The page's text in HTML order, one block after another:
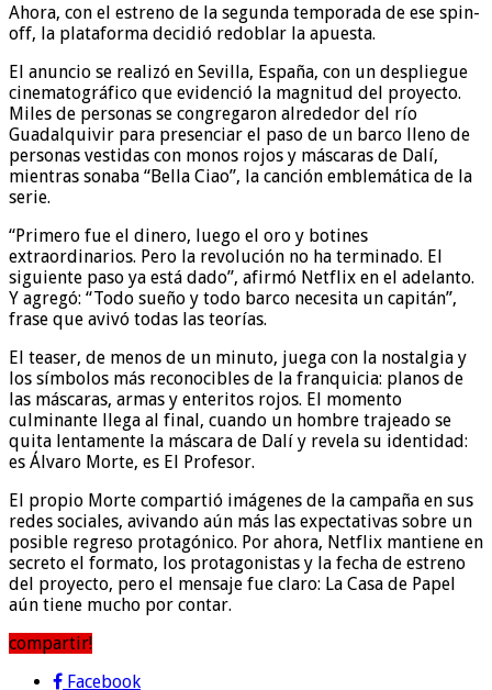
Ahora, con el estreno de la segunda temporada de ese spin-
off, la plataforma decidió redoblar la apuesta.
El anuncio se realizó en Sevilla, España, con un despliegue
cinematográfico que evidenció la magnitud del proyecto.
Miles de personas se congregaron alrededor del río
Guadalquivir para presenciar el paso de un barco lleno de
personas vestidas con monos rojos y máscaras de Dalí,
mientras sonaba “Bella Ciao”, la canción emblemática de la
serie.
“Primero fue el dinero, luego el oro y botines
extraordinarios. Pero la revolución no ha terminado. El
siguiente paso ya está dado”, afirmó Netflix en el adelanto.
Y agregó: “Todo sueño y todo barco necesita un capitán”,
frase que avivó todas las teorías.
El teaser, de menos de un minuto, juega con la nostalgia y
los símbolos más reconocibles de la franquicia: planos de
las máscaras, armas y enteritos rojos. El momento
culminante llega al final, cuando un hombre trajeado se
quita lentamente la máscara de Dalí y revela su identidad:
es Álvaro Morte, es El Profesor.
El propio Morte compartió imágenes de la campaña en sus
redes sociales, avivando aún más las expectativas sobre un
posible regreso protagónico. Por ahora, Netflix mantiene en
secreto el formato, los protagonistas y la fecha de estreno
del proyecto, pero el mensaje fue claro: La Casa de Papel
aún tiene mucho por contar.
compartir!
Facebook